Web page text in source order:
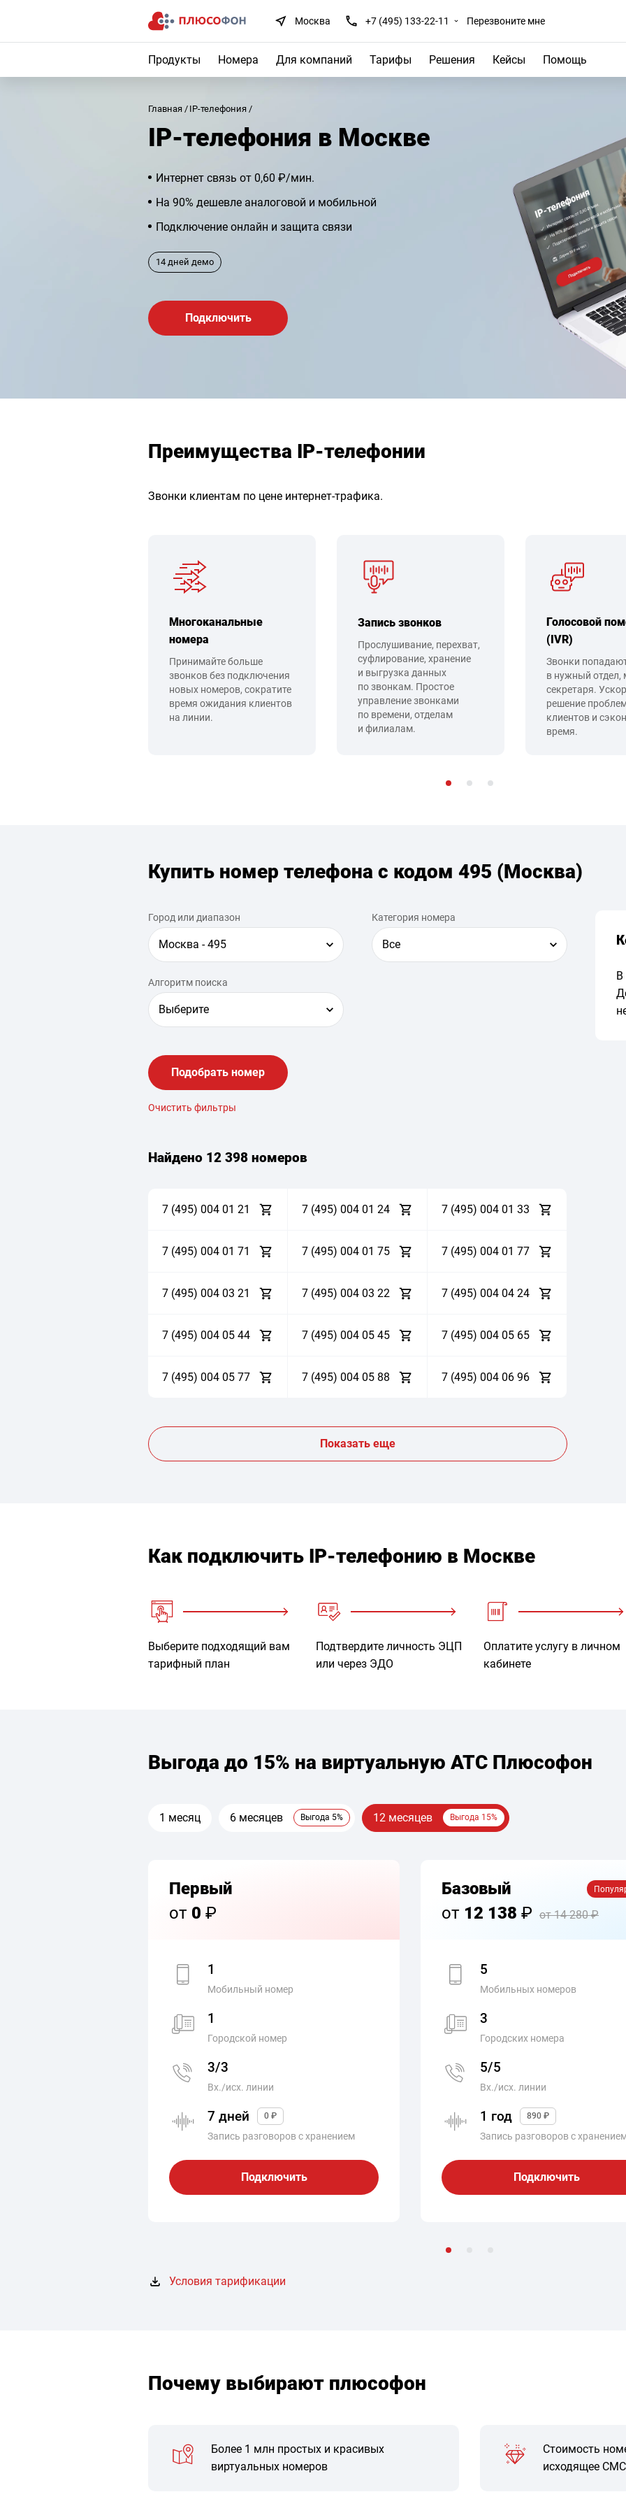
Москва +7 (495) 133-22-11 Перезвоните мне
Продукты Номера Для компаний Тарифы Решения Кейсы Помощь
Главная IP-телефония
IP-телефония в Москве
Интернет связь от 0,60 ₽/мин.
На 90% дешевле аналоговой и мобильной
Подключение онлайн и защита связи
14 дней демо
Подключить
Преимущества IP-телефонии
Звонки клиентам по цене интернет-трафика.
Многоканальные
номера
Принимайте больше
звонков без подключения
новых номеров, сократите
время ожидания клиентов
на линии.
Запись звонков
Прослушивание, перехват,
суфлирование, хранение
и выгрузка данных
по звонкам. Простое
управление звонками
по времени, отделам
и филиалам.
Голосовой
(IVR)
Звонки
в нужный отдел,
секретаря.
решение
клиентов и
время.
Купить номер телефона с кодом 495 (Москва)
Город или диапазон
Москва - 495
Категория номера
Все
Алгоритм поиска
Выберите
Подобрать номер
Очистить фильтры
Найдено 12 398 номеров
7 (495) 004 01 21 7 (495) 004 01 24 7 (495) 004 01 33
7 (495) 004 01 71 7 (495) 004 01 75 7 (495) 004 01 77
7 (495) 004 03 21 7 (495) 004 03 22 7 (495) 004 04 24
7 (495) 004 05 44 7 (495) 004 05 45 7 (495) 004 05 65
7 (495) 004 05 77 7 (495) 004 05 88 7 (495) 004 06 96
Показать еще
В
Как подключить IP-телефонию в Москве
Выберите подходящий вам
тарифный план
Подтвердите личность ЭЦП
или через ЭДО
Оплатите услугу в личном
кабинете
Выгода до 15% на виртуальную АТС Плюсофон
1 месяц 6 месяцев Выгода 5% 12 месяцев Выгода 15%
Первый
от 0 ₽
1
Мобильный номер
1
Городской номер
3/3
Вх./исх. линии
7 дней 0 ₽
Запись разговоров с хранением
Подключить
Базовый
от 12 138 ₽ от 14 280 ₽
5
Мобильных номеров
3
Городских номера
5/5
Вх./исх. линии
1 год 890 ₽
Запись разговоров с
Подключить
Условия тарификации
Почему выбирают плюсофон
Более 1 млн простых и красивых
виртуальных номеров
Стоимость
исходящее